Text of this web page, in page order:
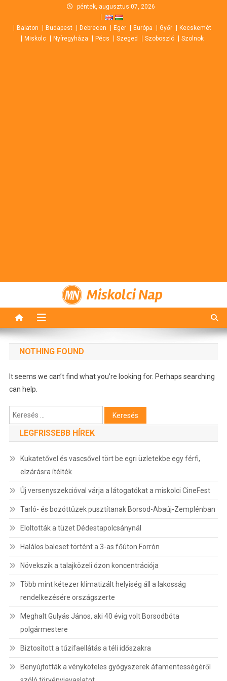
content
péntek, augusztus 07, 2026
Balaton Budapest Debrecen Eger Európa Győr
Kecskemét
Miskolc
Nyíregyháza Pécs Szeged Szoboszló Szolnok
Miskolci Nap
NOTHING FOUND
It seems we can’t find what you’re looking for. Perhaps searching
can help.
Keresés:
LEGFRISSEBB HÍREK
Kukatetővel és vascsővel tört be egri üzletekbe egy férfi,
elzárásra ítélték
Új versenyszekcióval várja a látogatókat a miskolci CineFest
Tarló- és bozóttüzek pusztítanak Borsod-Abaúj-Zemplénban
Eloltották a tüzet Dédestapolcsánynál
Halálos baleset történt a 3-as főúton Forrón
Növekszik a talajközeli ózon koncentrációja
Több mint kétezer klimatizált helyiség áll a lakosság
rendelkezésére országszerte
Meghalt Gulyás János, aki 40 évig volt Borsodbóta
polgármestere
Biztosított a tűzifaellátás a téli időszakra
Benyújtották a vényköteles gyógyszerek áfamentességéről